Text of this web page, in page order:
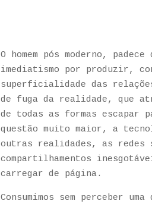
O homem pós moderno,
imediatismo por produzir,
superficialidade das
de fuga da realidade, que
de todas as formas escapar
questão muito maior, a
outras realidades, as redes
compartilhamentos
carregar de página.
Consumimos sem perceber